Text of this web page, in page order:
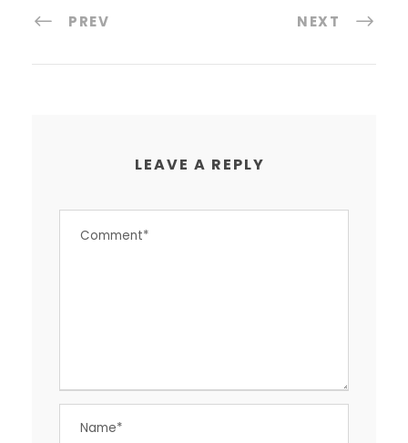
PREV NEXT
LEAVE A REPLY